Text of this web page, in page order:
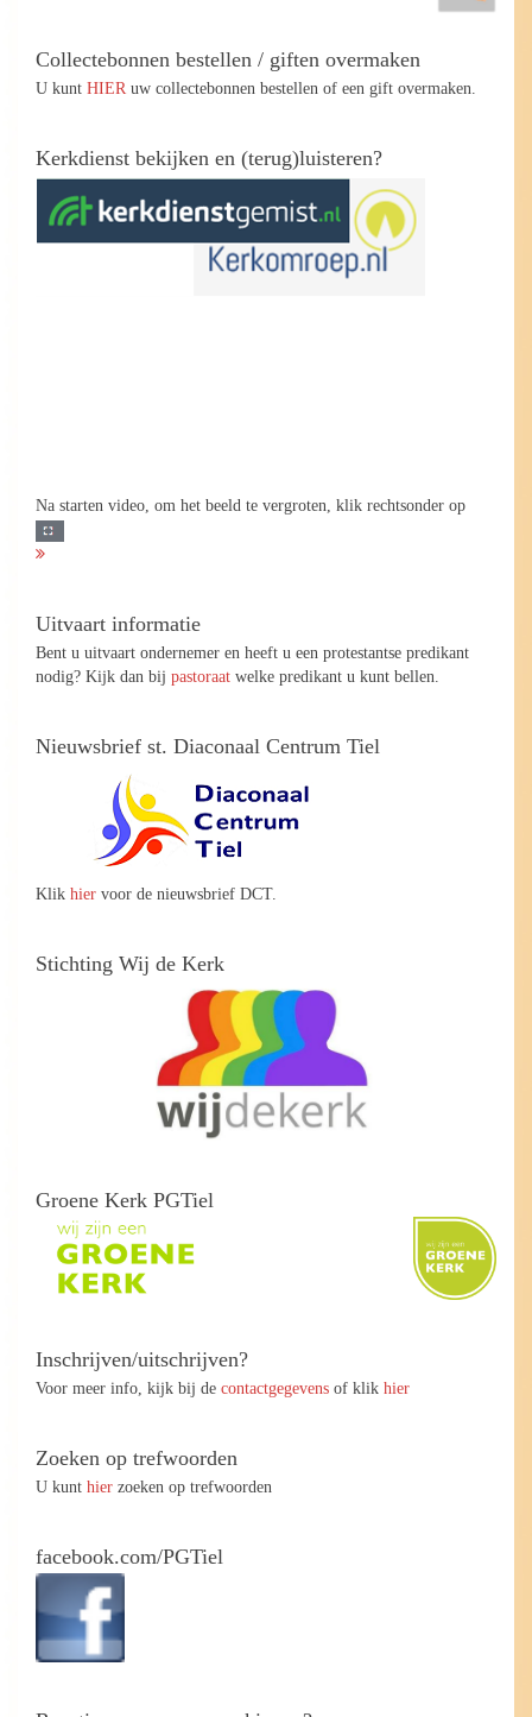
Collectebonnen bestellen / giften overmaken
U kunt HIER uw collectebonnen bestellen of een gift overmaken.
Kerkdienst bekijken en (terug)luisteren?
Na starten video, om het beeld te vergroten, klik rechtsonder op
Uitvaart informatie
Bent u uitvaart ondernemer en heeft u een protestantse predikant
nodig? Kijk dan bij pastoraat welke predikant u kunt bellen.
Nieuwsbrief st. Diaconaal Centrum Tiel
Klik hier voor de nieuwsbrief DCT.
Stichting Wij de Kerk
Groene Kerk PGTiel
Inschrijven/uitschrijven?
Voor meer info, kijk bij de contactgegevens of klik hier
Zoeken op trefwoorden
U kunt hier zoeken op trefwoorden
facebook.com/PGTiel